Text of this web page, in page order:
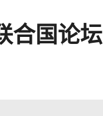
合国论坛